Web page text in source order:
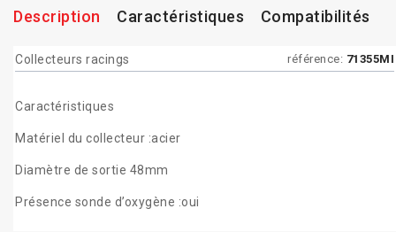
Description Caractéristiques Compatibilités
référence: 71355MI
Collecteurs racings
Caractéristiques
Matériel du collecteur :acier
Diamètre de sortie 48mm
Présence sonde d’oxygène :oui